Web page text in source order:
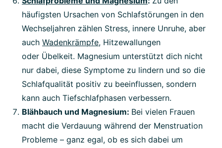
häufigsten Ursachen von Schlafstörungen in den
Wechseljahren zählen Stress, innere Unruhe, aber
auch Wadenkrämpfe, Hitzewallungen
oder Übelkeit. Magnesium unterstützt dich nicht
nur dabei, diese Symptome zu lindern und so die
Schlafqualität positiv zu beeinflussen, sondern
kann auch Tiefschlafphasen verbessern.
Blähbauch und Magnesium: Bei vielen Frauen
macht die Verdauung während der Menstruation
Probleme – ganz egal, ob es sich dabei um